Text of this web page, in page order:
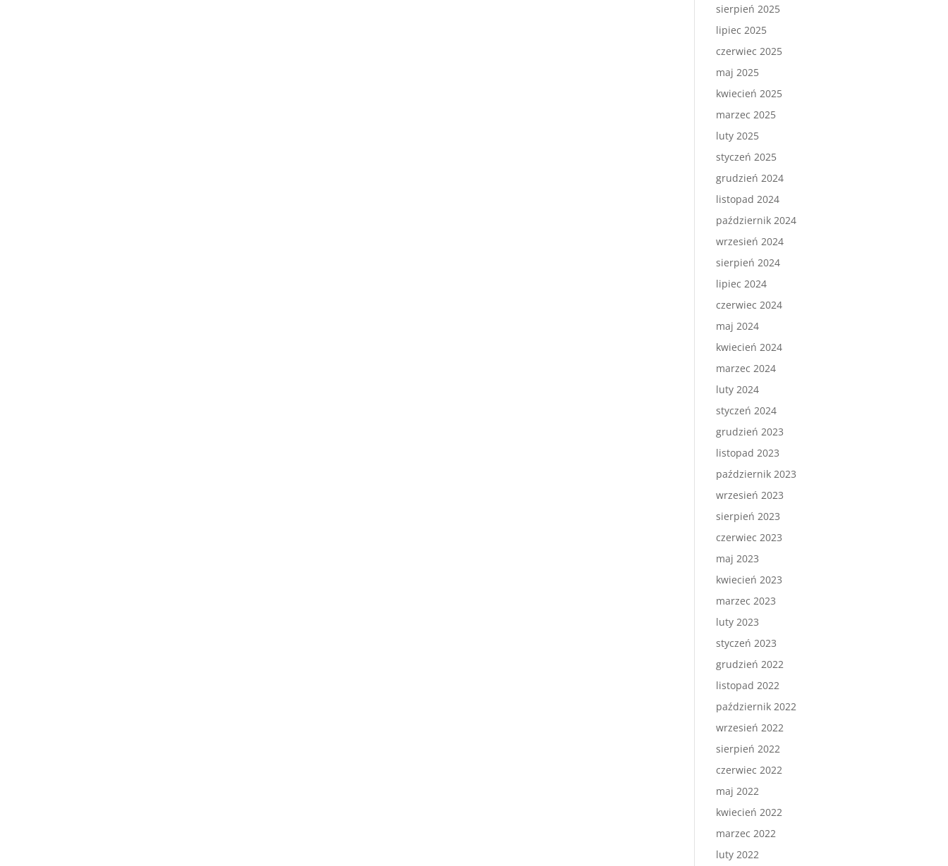
sierpień 2025
lipiec 2025
czerwiec 2025
maj 2025
kwiecień 2025
marzec 2025
luty 2025
styczeń 2025
grudzień 2024
listopad 2024
październik 2024
wrzesień 2024
sierpień 2024
lipiec 2024
czerwiec 2024
maj 2024
kwiecień 2024
marzec 2024
luty 2024
styczeń 2024
grudzień 2023
listopad 2023
październik 2023
wrzesień 2023
sierpień 2023
czerwiec 2023
maj 2023
kwiecień 2023
marzec 2023
luty 2023
styczeń 2023
grudzień 2022
listopad 2022
październik 2022
wrzesień 2022
sierpień 2022
czerwiec 2022
maj 2022
kwiecień 2022
marzec 2022
luty 2022